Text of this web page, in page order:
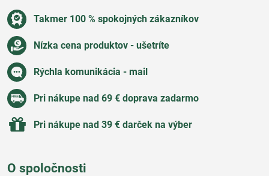
Takmer 100 % spokojných zákazníkov
Nízka cena produktov - ušetríte
Rýchla komunikácia - mail
Pri nákupe nad 69 € doprava zadarmo
Pri nákupe nad 39 € darček na výber
O spoločnosti